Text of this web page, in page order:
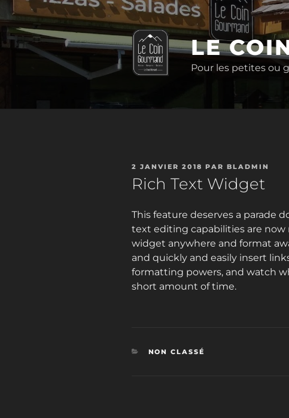
au
contenu
principal
LE
Pour les petites ou
PUBLIÉ
2 JANVIER 2018 PAR BLADMIN
Rich Text Widget
This feature deserves a parade
text editing capabilities are now
widget anywhere and format
and quickly and easily insert
formatting powers, and watch
short amount of time.
CATÉGORIES
NON CLASSÉ